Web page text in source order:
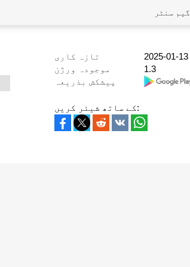
گیم سنٹر
تازہ کاری
2025-01-13
موجودہ ورژن
1.3
پیشکش بذریعہ
کے ساتھ شیئر کریں: